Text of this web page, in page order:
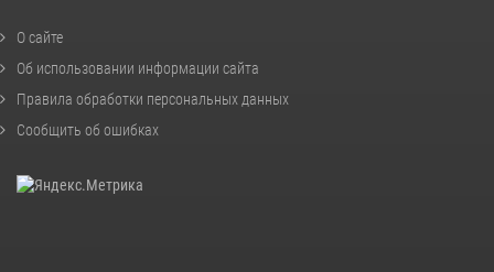
О сайте
Об использовании информации сайта
Правила обработки персональных данных
Сообщить об ошибках